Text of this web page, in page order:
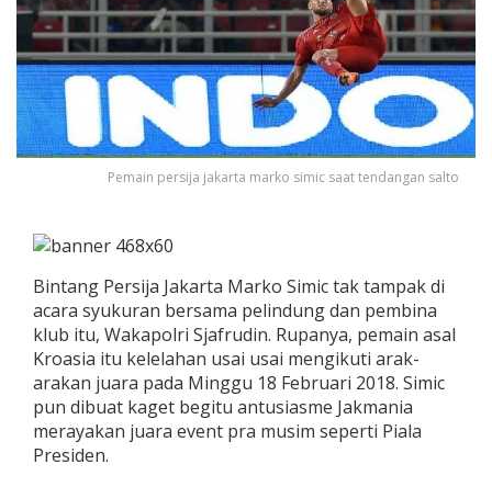
Pemain persija jakarta marko simic saat tendangan salto
Bintang Persija Jakarta Marko Simic tak tampak di
acara syukuran bersama pelindung dan pembina
klub itu, Wakapolri Sjafrudin. Rupanya, pemain asal
Kroasia itu kelelahan usai usai mengikuti arak-
arakan juara pada Minggu 18 Februari 2018. Simic
pun dibuat kaget begitu antusiasme Jakmania
merayakan juara event pra musim seperti Piala
Presiden.